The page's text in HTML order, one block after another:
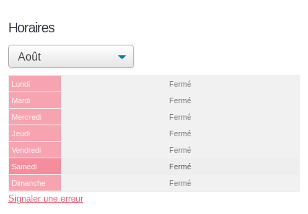
Horaires
Lundi
Fermé
Mardi
Fermé
Mercredi
Fermé
Jeudi
Fermé
Vendredi
Fermé
Samedi
Fermé
Dimanche
Fermé
Signaler une erreur